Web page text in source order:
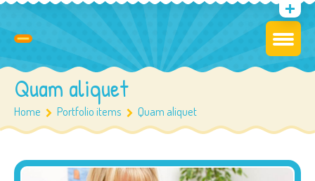
Quam aliquet
Home Portfolio items Quam aliquet